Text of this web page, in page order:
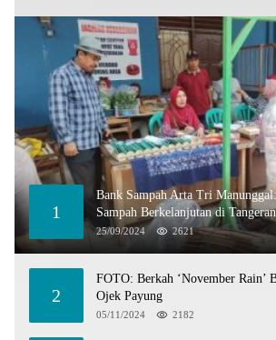
1
Bank Sampah Arta Tri
Sampah Berkelanjutan di
25/09/2024 2621
2
FOTO: Berkah ‘November Rain’
Ojek Payung
05/11/2024 2182